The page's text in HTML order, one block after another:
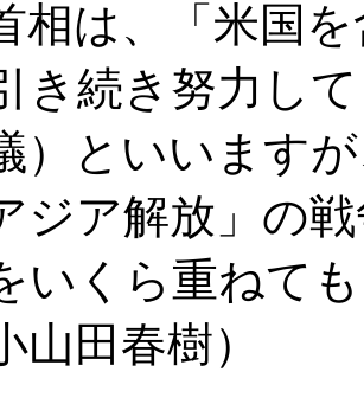
は、「米国
き続き努力し
）といいます
ジア解放」の
いくら重ねて
山田春樹）